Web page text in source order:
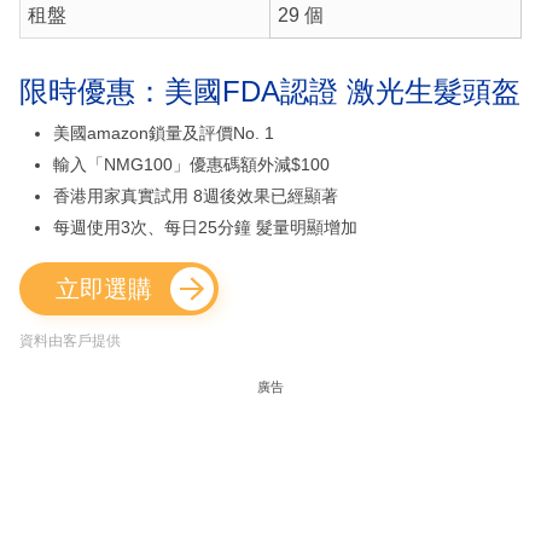
租盤 29 個
限時優惠：美國FDA認證 激光生髮頭盔
美國amazon鎖量及評價No. 1
輸入「NMG100」優惠碼額外減$100
香港用家真實試用 8週後效果已經顯著
每週使用3次、每日25分鐘 髮量明顯增加
立即選購
資料由客戶提供
廣告